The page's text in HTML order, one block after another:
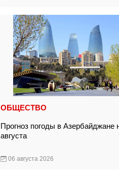
ОБЩЕСТВО
Прогноз погоды в Азербайджане
августа
06 августа 2026